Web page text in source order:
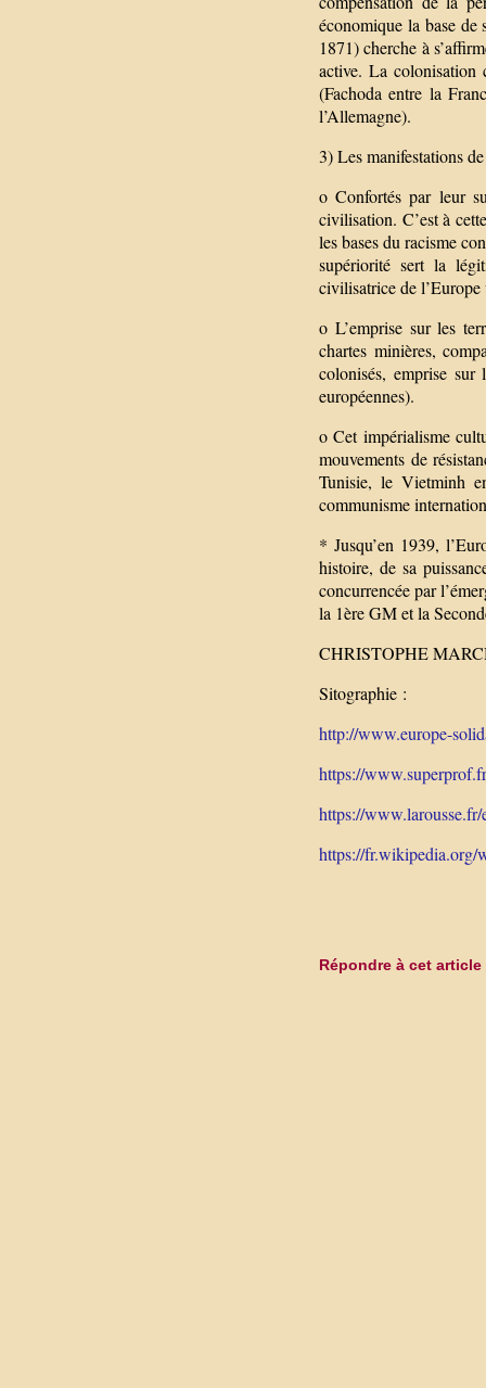
économique la base
1871) cherche à
active. La colonisation
(Fachoda entre la
l’Allemagne).
3) Les manifestations
o Confortés par leur
civilisation. C’est à
les bases du racisme
supériorité sert la
civilisatrice de l’Europe
o L’emprise sur les
chartes minières,
colonisés, emprise
européennes).
o Cet impérialisme
mouvements de
Tunisie, le Vietminh
communisme
* Jusqu’en 1939,
histoire, de sa
concurrencée par
la 1ère GM et la
CHRISTOPHE
Sitographie :
http://www.europe-
https://
https://
https://
Répondre à cet article